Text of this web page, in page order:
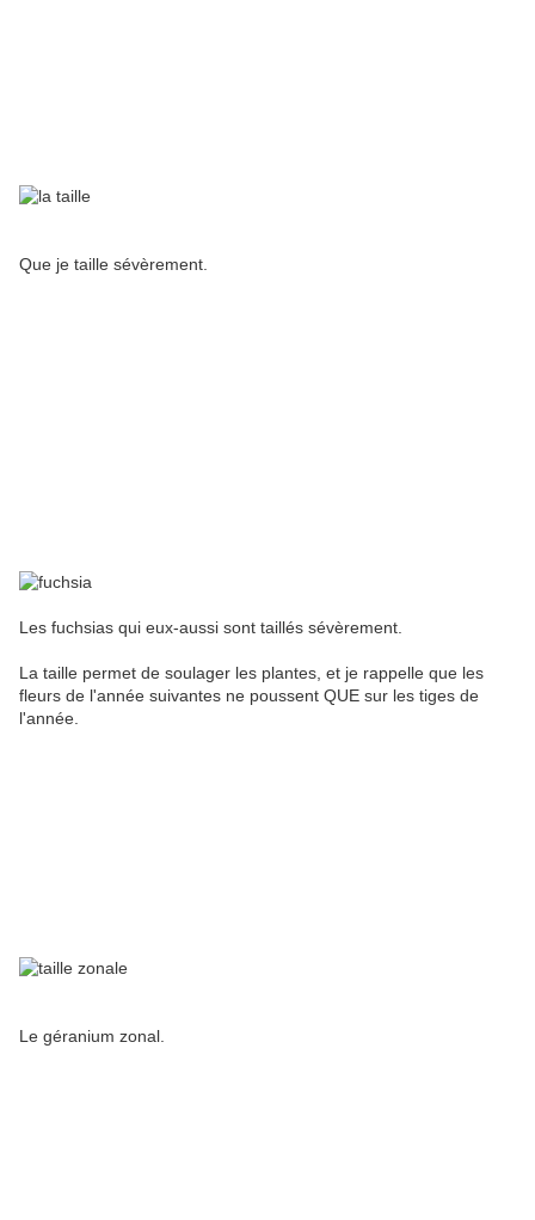
Que je taille sévèrement.
Les fuchsias qui eux-aussi sont taillés sévèrement.
La taille permet de soulager les plantes, et je rappelle que les
fleurs de l'année suivantes ne poussent QUE sur les tiges de
l'année.
Le géranium zonal.